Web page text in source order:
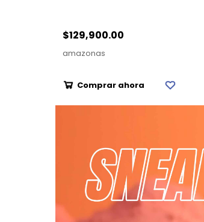
$129,900.00
amazonas
Comprar ahora